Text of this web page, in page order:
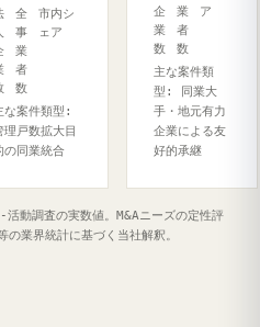
全
事
業
者
数
市内シ
ェア
な案件類型:
理戸数拡大目
の同業統合
企
業
数
業
者
数
ア
主な案件類
型: 同業大
手・地元有力
企業による友
好的承継
動調査の実数値。M&Aニーズの定性評
業界統計に基づく当社解釈。